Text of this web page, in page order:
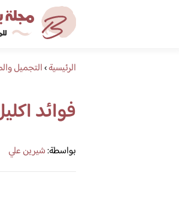
الرئيسية›التجميل
فوائد
بواسطة:شيرين علي